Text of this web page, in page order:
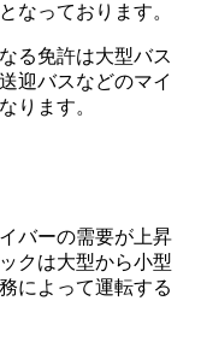
なっております。
る免許は大型バス
迎バスなどのマイ
ります。
バーの需要が上昇
クは大型から小型
によって運転する